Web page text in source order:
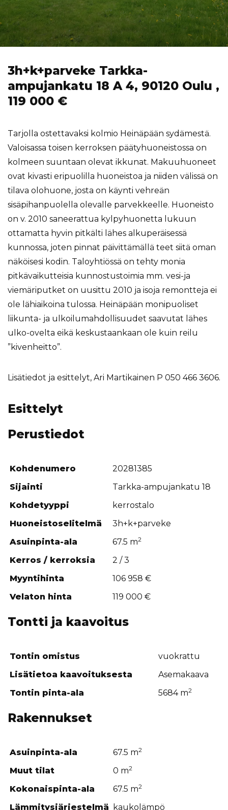
3h+k+parveke Tarkka-
ampujankatu 18 A 4, 90120 Oulu ,
119 000 €
Tarjolla ostettavaksi kolmio Heinäpään sydämestä.
Valoisassa toisen kerroksen päätyhuoneistossa on
kolmeen suuntaan olevat ikkunat. Makuuhuoneet
ovat kivasti eripuolilla huoneistoa ja niiden välissä on
tilava olohuone, josta on käynti vehreän
sisäpihanpuolella olevalle parvekkeelle. Huoneisto
on v. 2010 saneerattua kylpyhuonetta lukuun
ottamatta hyvin pitkälti lähes alkuperäisessä
kunnossa, joten pinnat päivittämällä teet siitä oman
näköisesi kodin. Taloyhtiössä on tehty monia
pitkävaikutteisia kunnostustoimia mm. vesi-ja
viemäriputket on uusittu 2010 ja isoja remontteja ei
ole lähiaikoina tulossa. Heinäpään monipuoliset
liikunta- ja ulkoilumahdollisuudet saavutat lähes
ulko-ovelta eikä keskustaankaan ole kuin reilu
”kivenheitto”.
Lisätiedot ja esittelyt, Ari Martikainen P 050 466 3606.
Esittelyt
Perustiedot
Kohdenumero
20281385
Sijainti
Tarkka-ampujankatu 18
Kohdetyyppi
kerrostalo
Huoneistoselitelmä
3h+k+parveke
Asuinpinta-ala
67.5 m2
Kerros / kerroksia
2 / 3
Myyntihinta
106 958 €
Velaton hinta
119 000 €
Tontti ja kaavoitus
Tontin omistus
vuokrattu
Lisätietoa kaavoituksesta
Asemakaava
Tontin pinta-ala
5684 m2
Rakennukset
Asuinpinta-ala 67.5 m2
Muut tilat 0 m2
Kokonaispinta-ala 67.5 m2
Lämmitysjärjestelmä
kaukolämpö